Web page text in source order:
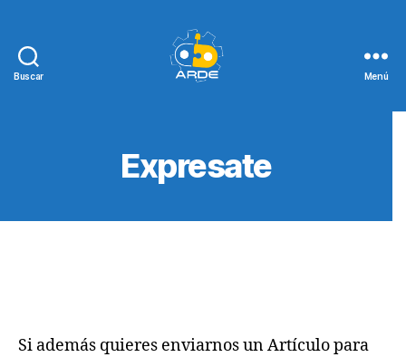
Buscar Menú
Expresate
Si además quieres enviarnos un Artículo para